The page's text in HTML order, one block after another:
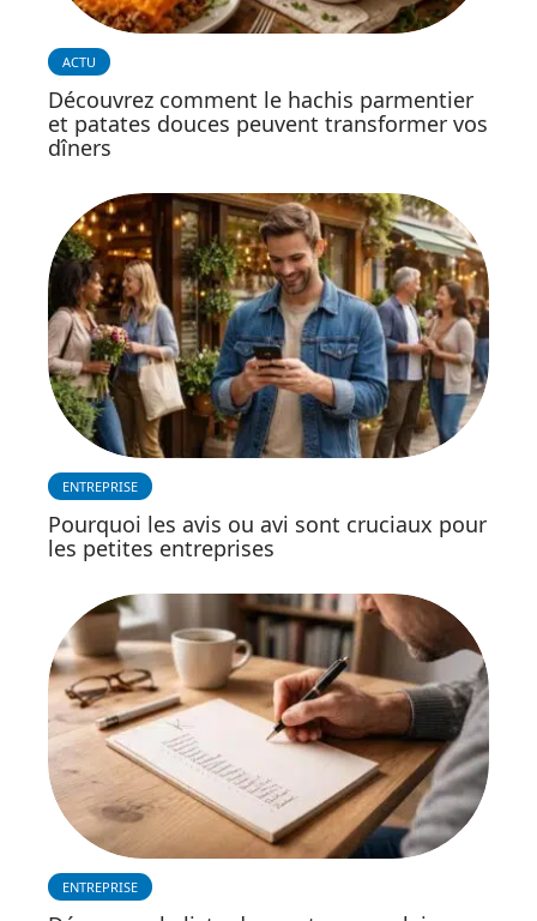
ACTU
Découvrez comment le hachis parmentier
et patates douces peuvent transformer vos
dîners
ENTREPRISE
Pourquoi les avis ou avi sont cruciaux pour
les petites entreprises
ENTREPRISE